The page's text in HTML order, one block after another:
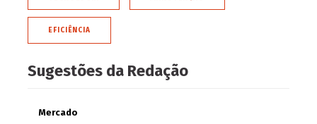
EFICIÊNCIA
Sugestões da Redação
Mercado